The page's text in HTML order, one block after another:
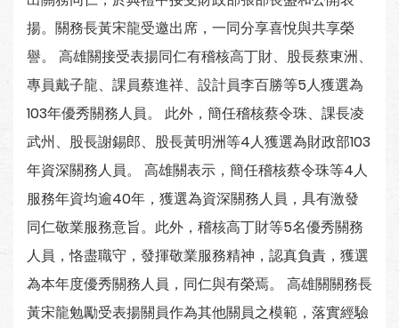
揚。關務長黃宋龍受邀出席，一同分享喜悅與共享榮
譽。 高雄關接受表揚同仁有稽核高丁財、股長蔡東洲、
專員戴子龍、課員蔡進祥、設計員李百勝等5人獲選為
103年優秀關務人員。 此外，簡任稽核蔡令珠、課長凌
武州、股長謝錫郎、股長黃明洲等4人獲選為財政部103
年資深關務人員。 高雄關表示，簡任稽核蔡令珠等4人
服務年資均逾40年，獲選為資深關務人員，具有激發
同仁敬業服務意旨。此外，稽核高丁財等5名優秀關務
人員，恪盡職守，發揮敬業服務精神，認真負責，獲選
為本年度優秀關務人員，同仁與有榮焉。 高雄關關務長
黃宋龍勉勵受表揚關員作為其他關員之模範，落實經驗